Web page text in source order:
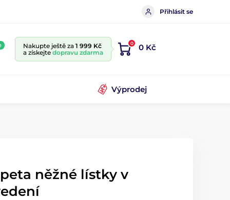
Přihlásit se
Nakupte ještě za 1 999 Kč
a získejte dopravu zdarma
0 0 Kč
Výprodej
něžné lístky v